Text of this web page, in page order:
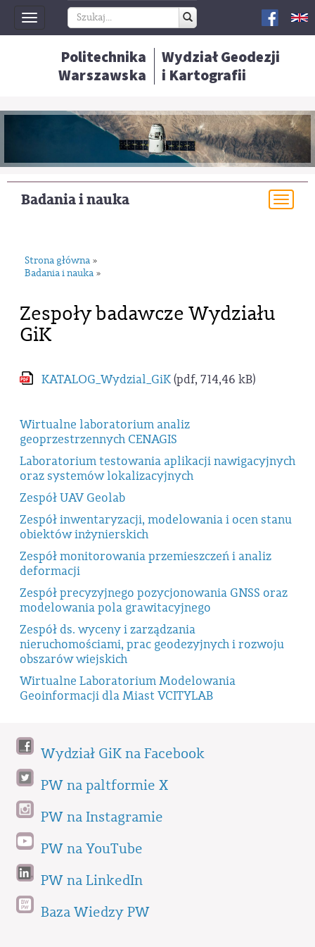
Toggle
navigation
Politechnika
Warszawska
Wydział Geodezji
i Kartografii
Badania i nauka
Strona główna »
Badania i nauka »
Zespoły badawcze Wydziału
GiK
KATALOG_Wydzial_GiK(pdf, 714,46 kB)
Wirtualne laboratorium analiz
geoprzestrzennych CENAGIS
Laboratorium testowania aplikacji nawigacyjnych
oraz systemów lokalizacyjnych
Zespół UAV Geolab
Zespół inwentaryzacji, modelowania i ocen stanu
obiektów inżynierskich
Zespół monitorowania przemieszczeń i analiz
deformacji
Zespół precyzyjnego pozycjonowania GNSS oraz
modelowania pola grawitacyjnego
Zespół ds. wyceny i zarządzania
nieruchomościami, prac geodezyjnych i rozwoju
obszarów wiejskich
Wirtualne Laboratorium Modelowania
Geoinformacji dla Miast VCITYLAB
Wydział GiK na Facebook
PW na paltformie X
PW na Instagramie
PW na YouTube
PW na LinkedIn
Baza Wiedzy PW